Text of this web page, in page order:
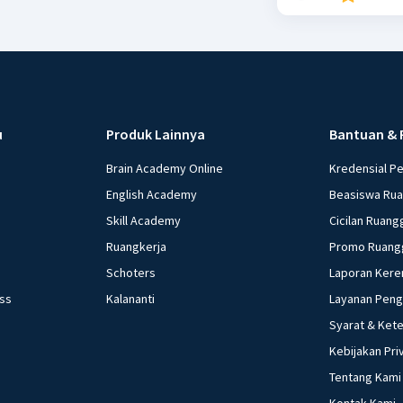
apa yang bisa
bantuan PKH.
Tuti Nah, itu
Marni Bu Tuti Ya
apa, to?
apa? Bu Marni
Ngawur kamu,
Produk Lainnya
Brain Academy Online
English Academy
Skill Academy
Ruangkerja
Schoters
Kalananti
Bantuan &
Kredensial
Beasiswa
Cicilan
Promo
Laporan
Layanan
Syarat &
Kebijakan
Tentang Kami